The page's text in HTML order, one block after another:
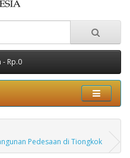
- Rp.0
Pedesaan di Tiongkok